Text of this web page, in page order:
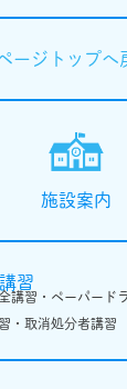
ージトップへ
施設案内
習
講習・ペーパード
・取消処分者講習